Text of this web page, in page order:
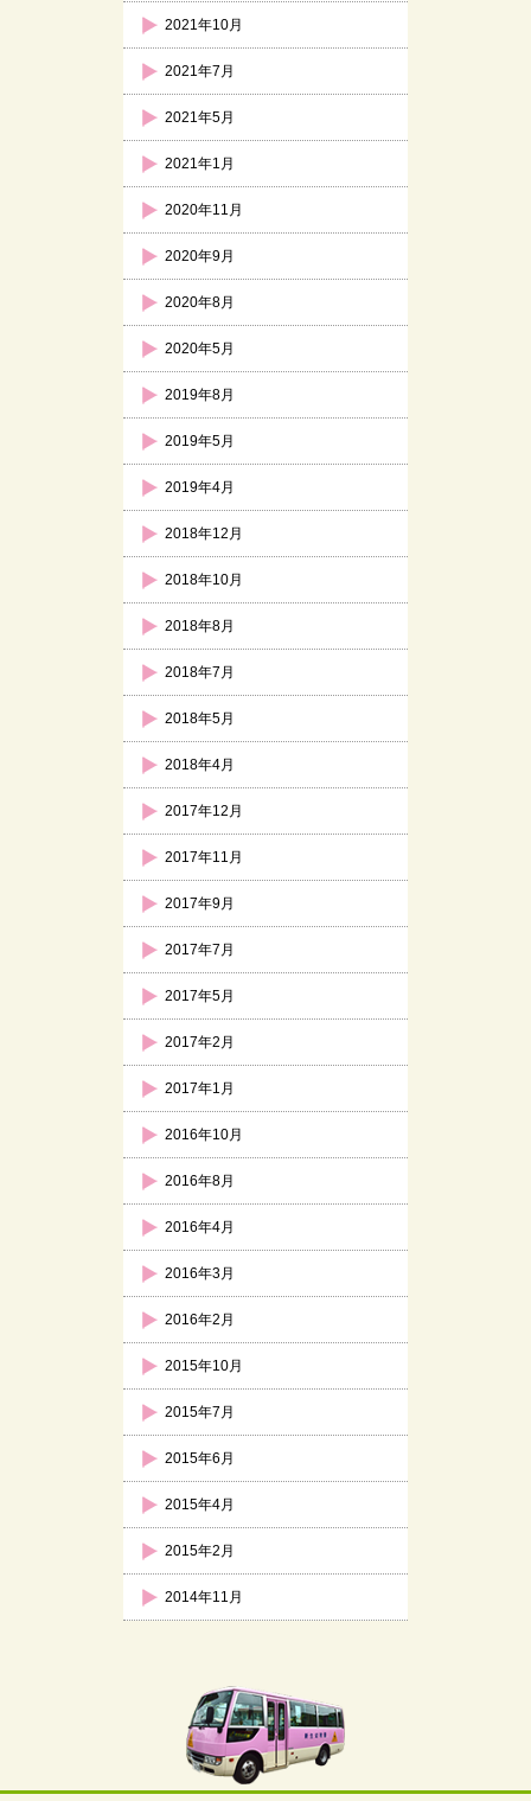
2021年10月
2021年7月
2021年5月
2021年1月
2020年11月
2020年9月
2020年8月
2020年5月
2019年8月
2019年5月
2019年4月
2018年12月
2018年10月
2018年8月
2018年7月
2018年5月
2018年4月
2017年12月
2017年11月
2017年9月
2017年7月
2017年5月
2017年2月
2017年1月
2016年10月
2016年8月
2016年4月
2016年3月
2016年2月
2015年10月
2015年7月
2015年6月
2015年4月
2015年2月
2014年11月